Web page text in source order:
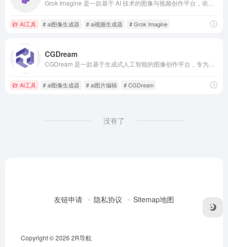
AI工具 # ai图像生成器 # ai视频生成器 # Grok Imagine
CGDream
AI工具 # ai图像生成器 # ai图片编辑 # CGDream
没有了
友链申请 隐私协议 Sitemap地图
Copyright © 2026 2R导航